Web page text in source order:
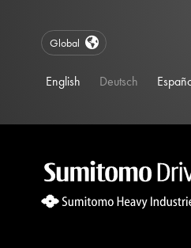
Global
English Deutsch